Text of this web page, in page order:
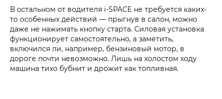
В остальном от водителя i‑SPACE не требуется каких-
то особенных действий — прыгнув в салон, можно
даже не нажимать кнопку старта. Силовая установка
функционирует самостоятельно, а заметить,
включился ли, например, бензиновый мотор, в
дороге почти невозможно. Лишь на холостом ходу
машина тихо бубнит и дрожит как топливная.